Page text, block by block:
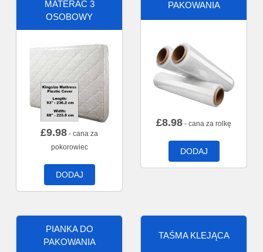
MATERAC 3
OSOBOWY
£9.98 - cana za
pokorowiec
DODAJ
PAKOWANIA
£8.98 - cana za rolkę
DODAJ
PIANKA DO
PAKOWANIA
TAŚMA KLEJĄCA